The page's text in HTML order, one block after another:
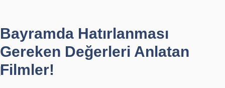
Bayramda Hatırlanması
Gereken Değerleri Anlatan
Filmler!